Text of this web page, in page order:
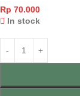
Rp 70.000
In stock